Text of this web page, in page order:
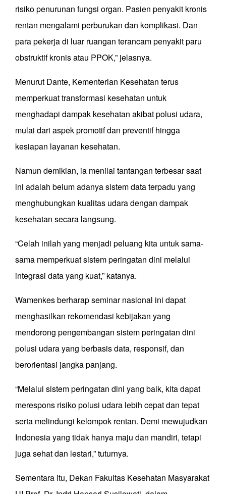
risiko penurunan fungsi organ. Pasien penyakit kronis
rentan mengalami perburukan dan komplikasi. Dan
para pekerja di luar ruangan terancam penyakit paru
obstruktif kronis atau PPOK,” jelasnya.
Menurut Dante, Kementerian Kesehatan terus
memperkuat transformasi kesehatan untuk
menghadapi dampak kesehatan akibat polusi udara,
mulai dari aspek promotif dan preventif hingga
kesiapan layanan kesehatan.
Namun demikian, ia menilai tantangan terbesar saat
ini adalah belum adanya sistem data terpadu yang
menghubungkan kualitas udara dengan dampak
kesehatan secara langsung.
“Celah inilah yang menjadi peluang kita untuk sama-
sama memperkuat sistem peringatan dini melalui
integrasi data yang kuat,” katanya.
Wamenkes berharap seminar nasional ini dapat
menghasilkan rekomendasi kebijakan yang
mendorong pengembangan sistem peringatan dini
polusi udara yang berbasis data, responsif, dan
berorientasi jangka panjang.
“Melalui sistem peringatan dini yang baik, kita dapat
merespons risiko polusi udara lebih cepat dan tepat
serta melindungi kelompok rentan. Demi mewujudkan
Indonesia yang tidak hanya maju dan mandiri, tetapi
juga sehat dan lestari,” tuturnya.
Sementara itu, Dekan Fakultas Kesehatan Masyarakat